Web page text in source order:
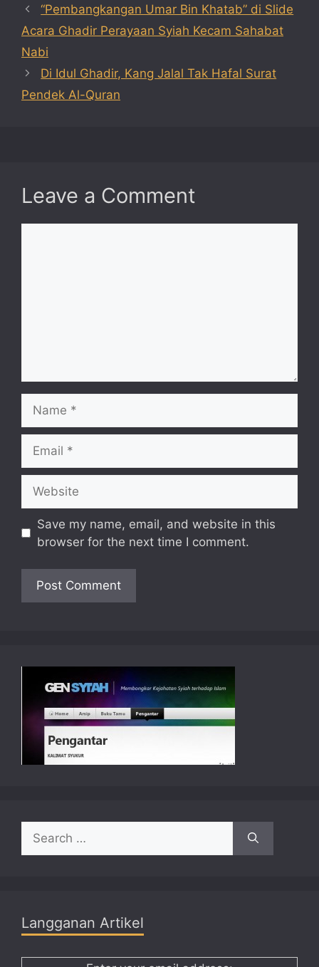
“Pembangkangan Umar Bin Khatab” di Slide
Acara Ghadir Perayaan Syiah Kecam Sahabat
Nabi
Di Idul Ghadir, Kang Jalal Tak Hafal Surat
Pendek Al-Quran
Leave a Comment
Save my name, email, and website in this
browser for the next time I comment.
Search
for:
Langganan Artikel